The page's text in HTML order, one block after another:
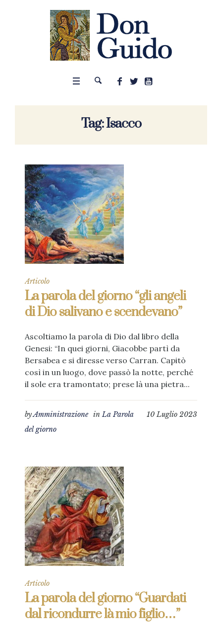
Tag:Isacco
Articolo
La parola del giorno “gli angeli
di Dio salivano e scendevano”
Ascoltiamo la parola di Dio dal libro della
Genesi: “In quei giorni, Giacobbe partì da
Bersabea e si diresse verso Carran. Capitò
così in un luogo, dove passò la notte, perché
il sole era tramontato; prese là una pietra...
10 Luglio 2023
byAmministrazione inLa Parola
del giorno
Articolo
La parola del giorno “Guardati
dal ricondurre là mio figlio…”